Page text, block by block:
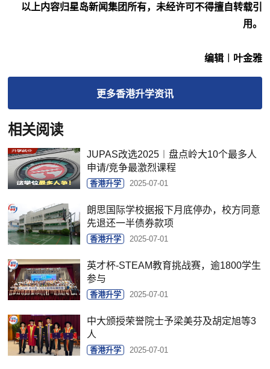
以上内容归星岛新闻集团所有，未经许可不得擅自转载引
用。
编辑︱叶金雅
更多香港升学资讯
相关阅读
JUPAS改选2025︱盘点岭大10个最多人
申请/竞争最激烈课程
香港升学 2025-07-01
朗思国际学校据报下月底停办，校方同意
先退还一半债券款项
香港升学 2025-07-01
英才杯-STEAM教育挑战赛，逾1800学生
参与
香港升学 2025-07-01
中大颁授荣誉院士予梁美芬及胡定旭等3
人
香港升学 2025-07-01